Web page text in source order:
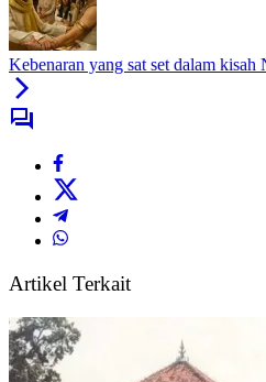
Kebenaran yang sat set dalam kisah
Artikel Terkait